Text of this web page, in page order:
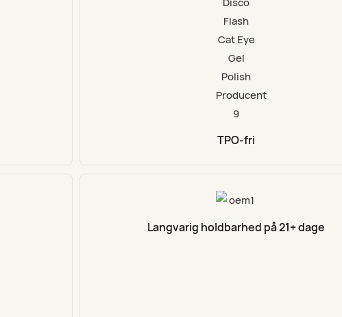
TPO-fri
Langvarig holdbarhed på 21+ dage